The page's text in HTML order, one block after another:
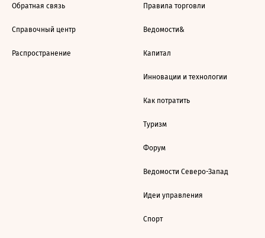
Обратная связь
Справочный центр
Распространение
Правила торговли
Ведомости&
Капитал
Инновации и технологии
Как потратить
Туризм
Форум
Ведомости Северо-Запад
Идеи управления
Спорт